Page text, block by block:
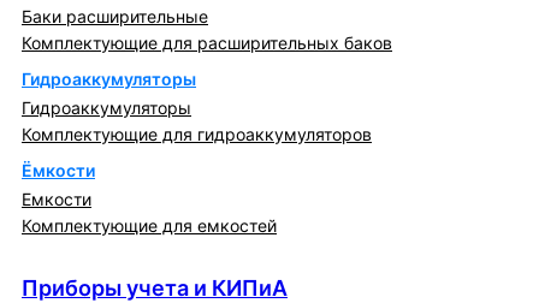
Баки расширительные
Комплектующие для расширительных баков
Гидроаккумуляторы
Гидроаккумуляторы
Комплектующие для гидроаккумуляторов
Ёмкости
Емкости
Комплектующие для емкостей
Приборы учета и КИПиА